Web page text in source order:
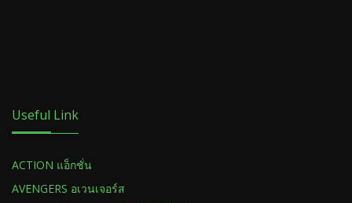
Useful Link
ACTION แอ็กชั่น
AVENGERS อเวนเจอร์ส